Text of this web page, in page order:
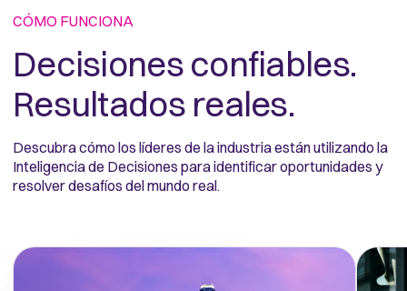
CÓMO FUNCIONA
Decisiones confiables.
Resultados reales.
Descubra cómo los líderes de la industria están utilizando la
Inteligencia de Decisiones para identificar oportunidades y
resolver desafíos del mundo real.